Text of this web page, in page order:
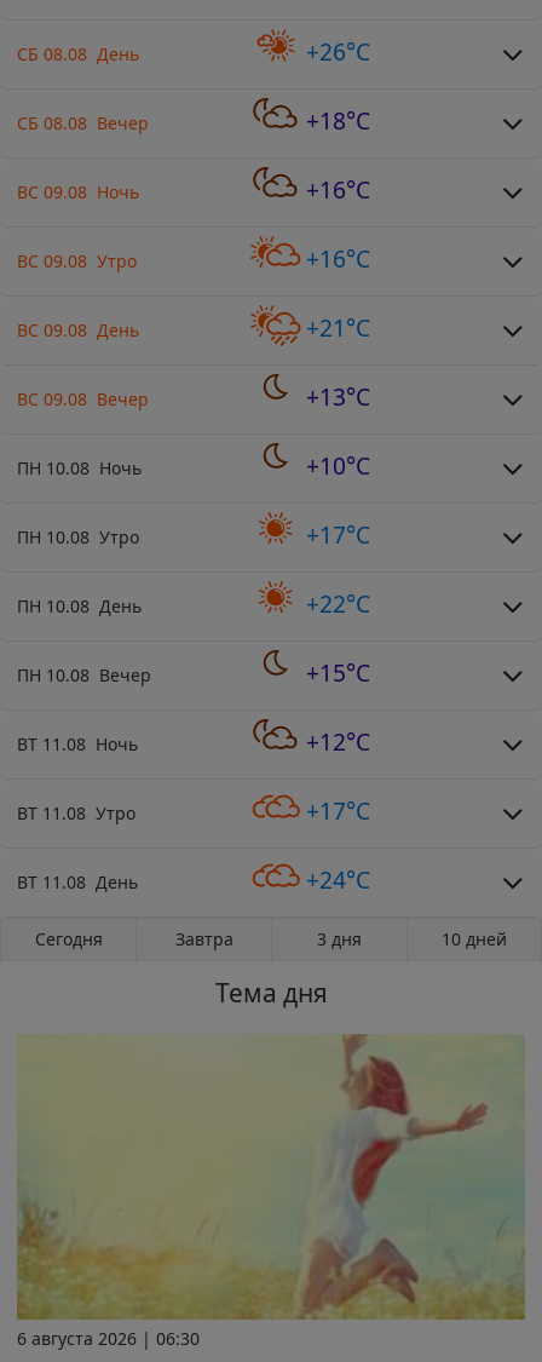
СБ 08.08 День +26°C
СБ 08.08 Вечер +18°C
ВС 09.08 Ночь +16°C
ВС 09.08 Утро +16°C
ВС 09.08 День +21°C
ВС 09.08 Вечер +13°C
ПН 10.08 Ночь +10°C
ПН 10.08 Утро +17°C
ПН 10.08 День +22°C
ПН 10.08 Вечер +15°C
ВТ 11.08 Ночь +12°C
ВТ 11.08 Утро +17°C
ВТ 11.08 День +24°C
Сегодня Завтра 3 дня 10 дней
Тема дня
6 августа 2026 | 06:30